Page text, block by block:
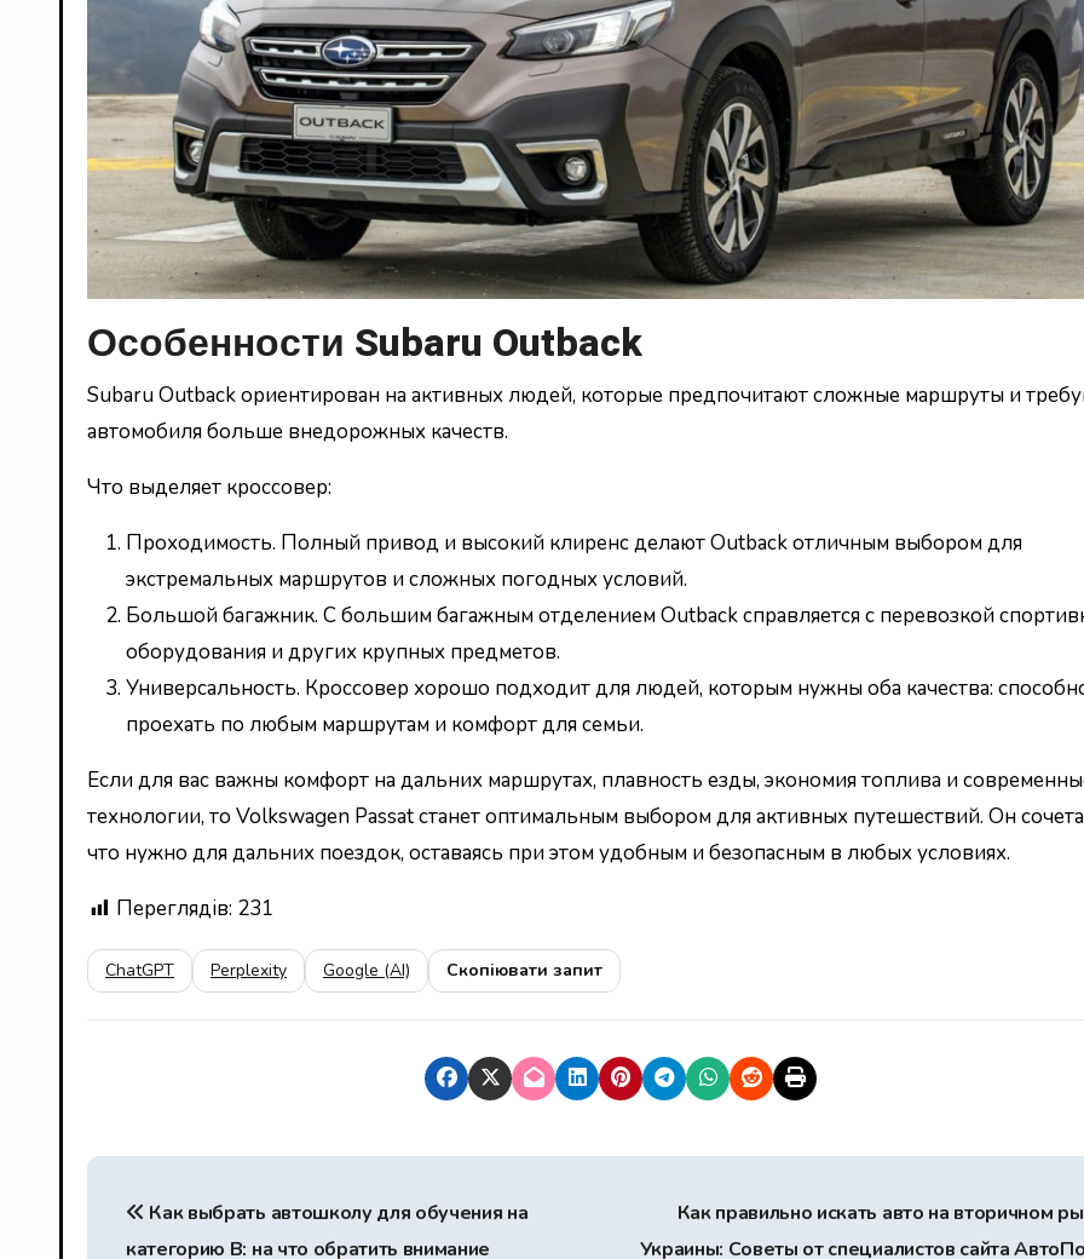
Особенности Subaru Outback
Subaru Outback ориентирован на активных людей, которые предпочитают сложные маршруты и
автомобиля больше внедорожных качеств.
Что выделяет кроссовер:
Проходимость. Полный привод и высокий клиренс делают Outback отличным выбором для
экстремальных маршрутов и сложных погодных условий.
Большой багажник. С большим багажным отделением Outback справляется с перевозкой
оборудования и других крупных предметов.
Универсальность. Кроссовер хорошо подходит для людей, которым нужны оба качества:
проехать по любым маршрутам и комфорт для семьи.
Если для вас важны комфорт на дальних маршрутах, плавность езды, экономия топлива и
технологии, то Volkswagen Passat станет оптимальным выбором для активных путешествий. Он
что нужно для дальних поездок, оставаясь при этом удобным и безопасным в любых условиях.
Переглядів: 231
ChatGPT Perplexity Google (AI) Скопіювати запит
Н
Как выбрать автошколу для обучения на
категорию B: на что обратить внимание
Как правильно искать авто на вторичном
Украины: Советы от специалистов сайта